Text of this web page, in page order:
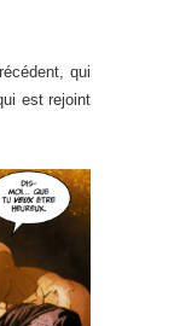
qui
est rejoint